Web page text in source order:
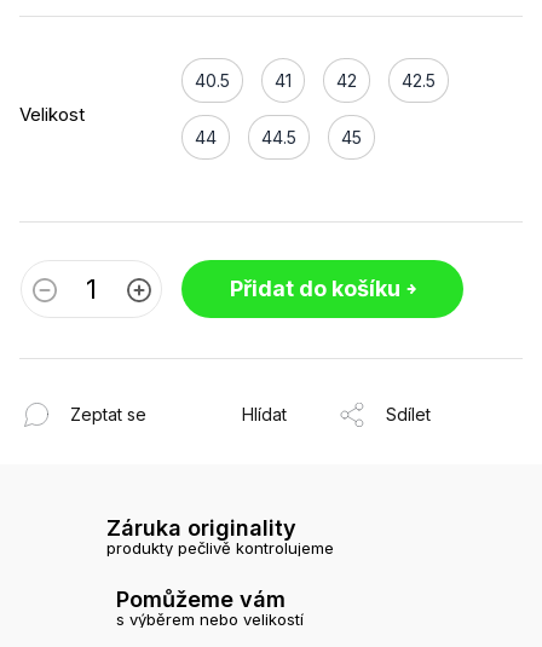
Velikost
40.5 41 42 42.5
44 44.5 45
Přidat do košíku
Zeptat se Hlídat Sdílet
Záruka originality
produkty pečlivě kontrolujeme
Pomůžeme vám
s výběrem nebo velikostí